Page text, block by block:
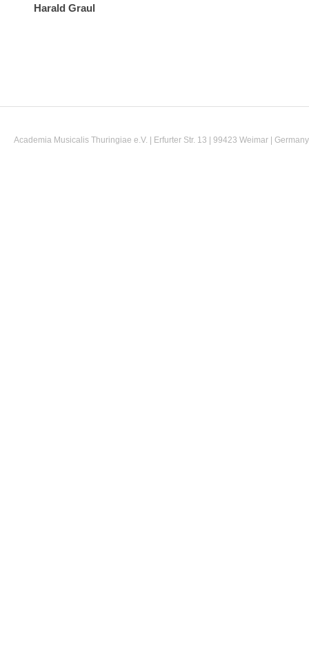
Harald Graul
Academia Musicalis Thuringiae e.V. | Erfurter Str. 13 | 99423 Weimar |